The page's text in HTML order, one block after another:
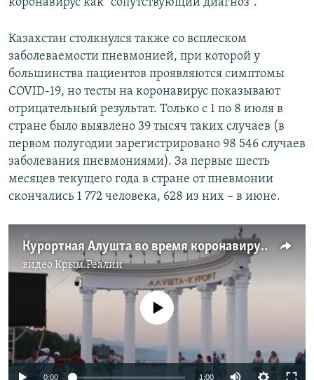
Казахстан столкнулся также со всплеском
заболеваемости пневмонией, при которой у
большинства пациентов проявляются симптомы
COVID-19, но тесты на коронавирус показывают
отрицательный результат. Только с 1 по 8 июля в
стране было выявлено 39 тысяч таких случаев (в
первом полугодии зарегистрировано 98 546 случаев
заболевания пневмониями). За первые шесть
месяцев текущего года в стране от пневмонии
скончались 1 772 человека, 628 из них – в июне.
Курортная Алушта во время коронавируса: многолюдная набережная, аттракционы и караоке (видео)
видео Крым.Реалии
No media source currently available
0:00 1:00